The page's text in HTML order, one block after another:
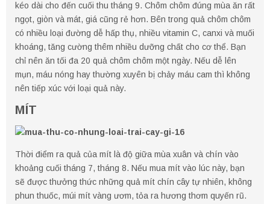
kéo dài cho đến cuối thu tháng 9. Chôm chôm đúng mùa ăn rất
ngọt, giòn và mát, giá cũng rẻ hơn. Bên trong quả chôm chôm
có nhiều loại đường dễ hấp thụ, nhiều vitamin C, canxi và muối
khoáng, tăng cường thêm nhiều dưỡng chất cho cơ thể. Bạn
chỉ nên ăn tối đa 20 quả chôm chôm một ngày. Nếu dễ lên
mụn, máu nóng hay thường xuyên bị chảy máu cam thì không
nên tiếp xúc với loại quả này.
MÍT
Thời điểm ra quả của mít là độ giữa mùa xuân và chín vào
khoảng cuối tháng 7, tháng 8. Nếu mua mít vào lúc này, bạn
sẽ được thưởng thức những quả mít chín cây tự nhiên, không
phun thuốc, múi mít vàng ươm, tỏa ra hương thơm quyến rũ.